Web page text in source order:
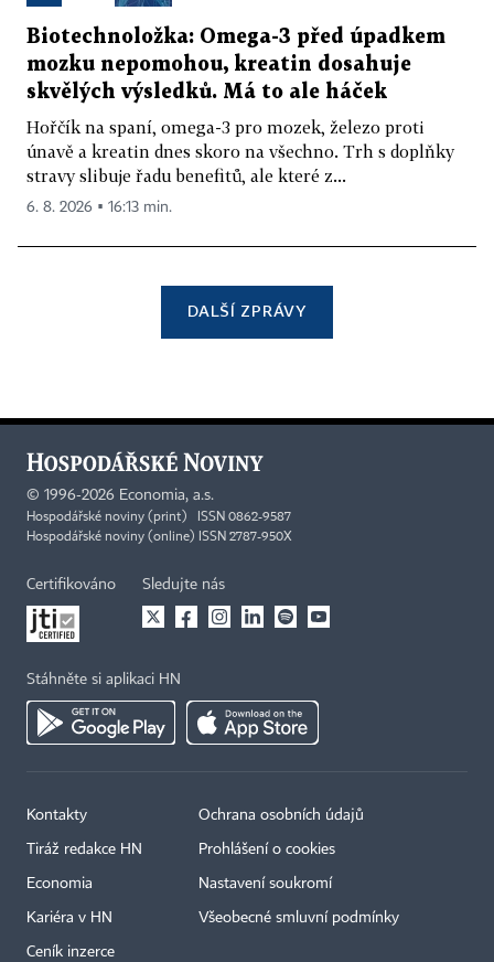
Biotechnoložka: Omega-3 před úpadkem
mozku nepomohou, kreatin dosahuje
skvělých výsledků. Má to ale háček
Hořčík na spaní, omega-3 pro mozek, železo proti
únavě a kreatin dnes skoro na všechno. Trh s doplňky
stravy slibuje řadu benefitů, ale které z...
6. 8. 2026 ▪ 16:13 min.
DALŠÍ ZPRÁVY
© 1996-2026 Economia, a.s.
Hospodářské noviny (print) ISSN 0862-9587
Hospodářské noviny (online) ISSN 2787-950X
Certifikováno Sledujte nás
Stáhněte si aplikaci HN
Kontakty
Tiráž redakce HN
Economia
Kariéra v HN
Ceník inzerce
Ochrana osobních údajů
Prohlášení o cookies
Nastavení soukromí
Všeobecné smluvní podmínky